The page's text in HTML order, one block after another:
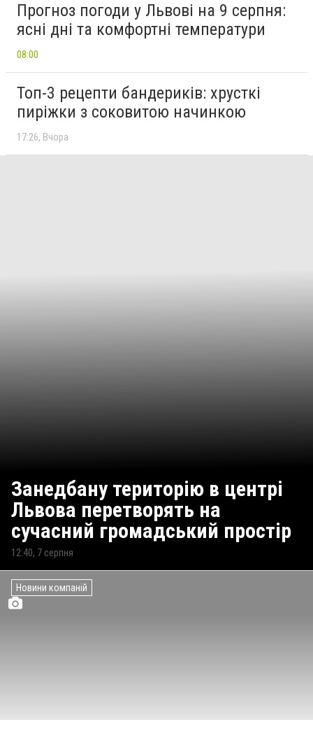
Прогноз погоди у Львові на 9 серпня:
ясні дні та комфортні температури
08:00
Топ-3 рецепти бандериків: хрусткі
пиріжки з соковитою начинкою
17:26 Вчора
Занедбану територію в центрі
Львова перетворять на
сучасний громадський простір
12:40, 7 серпня
Новини компаній